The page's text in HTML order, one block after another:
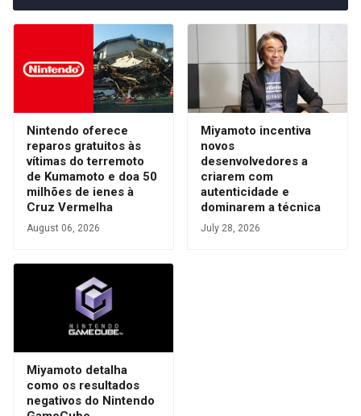
Nintendo oferece
reparos gratuitos às
vítimas do terremoto
de Kumamoto e doa 50
milhões de ienes à
Cruz Vermelha
August 06, 2026
Miyamoto incentiva
novos
desenvolvedores a
criarem com
autenticidade e
dominarem a técnica
July 28, 2026
Miyamoto detalha
como os resultados
negativos do Nintendo